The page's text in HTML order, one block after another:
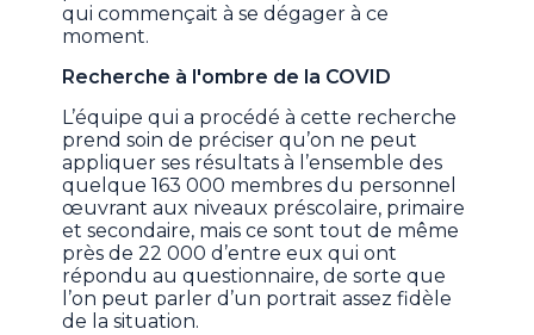
qui commençait à se dégager à ce
moment.
Recherche à l'ombre de la COVID
L’équipe qui a procédé à cette recherche
prend soin de préciser qu’on ne peut
appliquer ses résultats à l’ensemble des
quelque 163 000 membres du personnel
œuvrant aux niveaux préscolaire, primaire
et secondaire, mais ce sont tout de même
près de 22 000 d’entre eux qui ont
répondu au questionnaire, de sorte que
l’on peut parler d’un portrait assez fidèle
de la situation.